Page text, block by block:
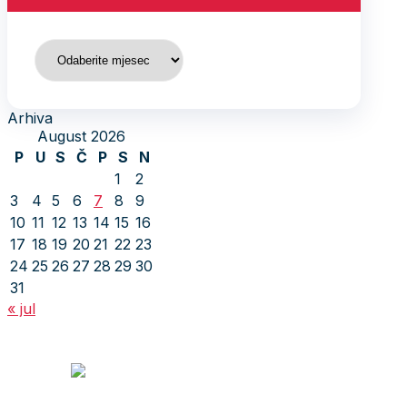
Arhiva
Arhiva
August 2026
P
U S Č P S
N
1
2
3
4 5 6 7 8
9
10 11 12 13 14 15 16
17 18 19 20 21 22 23
24 25 26 27 28 29 30
31
« jul